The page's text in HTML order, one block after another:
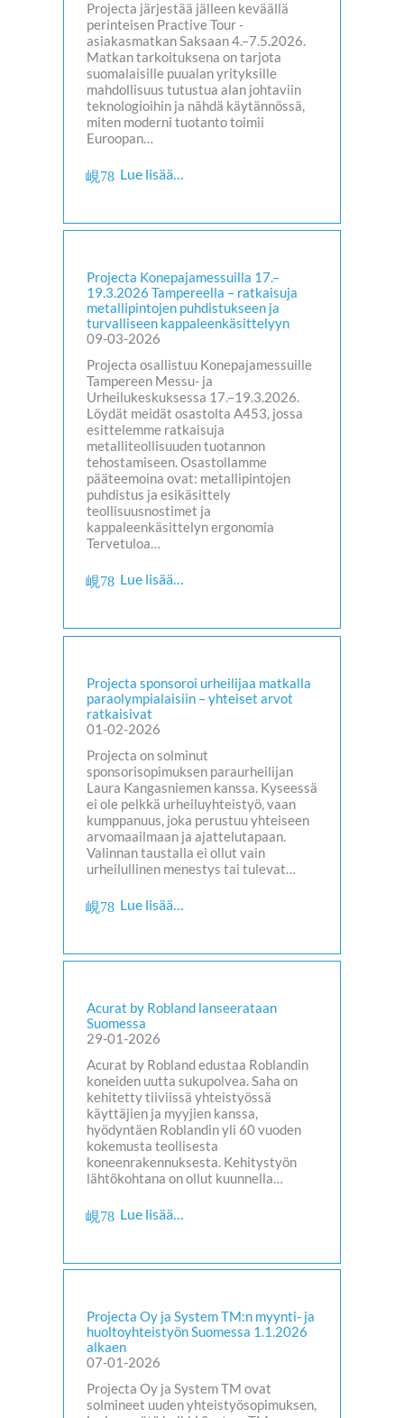
Projecta järjestää jälleen keväällä
perinteisen Practive Tour -
asiakasmatkan Saksaan 4.–7.5.2026.
Matkan tarkoituksena on tarjota
suomalaisille puualan yrityksille
mahdollisuus tutustua alan johtaviin
teknologioihin ja nähdä käytännössä,
miten moderni tuotanto toimii
Euroopan…
Lue lisää…
Projecta Konepajamessuilla 17.–
19.3.2026 Tampereella – ratkaisuja
metallipintojen puhdistukseen ja
turvalliseen kappaleenkäsittelyyn
09-03-2026
Projecta osallistuu Konepajamessuille
Tampereen Messu- ja
Urheilukeskuksessa 17.–19.3.2026.
Löydät meidät osastolta A453, jossa
esittelemme ratkaisuja
metalliteollisuuden tuotannon
tehostamiseen. Osastollamme
pääteemoina ovat: metallipintojen
puhdistus ja esikäsittely
teollisuusnostimet ja
kappaleenkäsittelyn ergonomia
Tervetuloa…
Lue lisää…
Projecta sponsoroi urheilijaa matkalla
paraolympialaisiin – yhteiset arvot
ratkaisivat
01-02-2026
Projecta on solminut
sponsorisopimuksen paraurheilijan
Laura Kangasniemen kanssa. Kyseessä
ei ole pelkkä urheiluyhteistyö, vaan
kumppanuus, joka perustuu yhteiseen
arvomaailmaan ja ajattelutapaan.
Valinnan taustalla ei ollut vain
urheilullinen menestys tai tulevat…
Lue lisää…
Acurat by Robland lanseerataan
Suomessa
29-01-2026
Acurat by Robland edustaa Roblandin
koneiden uutta sukupolvea. Saha on
kehitetty tiiviissä yhteistyössä
käyttäjien ja myyjien kanssa,
hyödyntäen Roblandin yli 60 vuoden
kokemusta teollisesta
koneenrakennuksesta. Kehitystyön
lähtökohtana on ollut kuunnella…
Lue lisää…
Projecta Oy ja System TM:n myynti- ja
huoltoyhteistyön Suomessa 1.1.2026
alkaen
07-01-2026
Projecta Oy ja System TM ovat
solmineet uuden yhteistyösopimuksen,